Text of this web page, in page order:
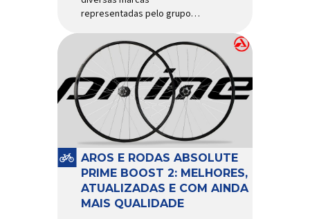
representadas pelo grupo
Finish Lline, Park Tool, Protaper
e Zéfal Histórico. Assim pode
ser definida a participação da
Squadra Oggi no Campeonato
Brasileiro de Mountain Bike
2026, realizado em São José
dos Campos-SP entre os dias
23 e 26 de julho. Com cinco […]
AROS E RODAS ABSOLUTE
PRIME BOOST 2: MELHORES,
ATUALIZADAS E COM AINDA
MAIS QUALIDADE